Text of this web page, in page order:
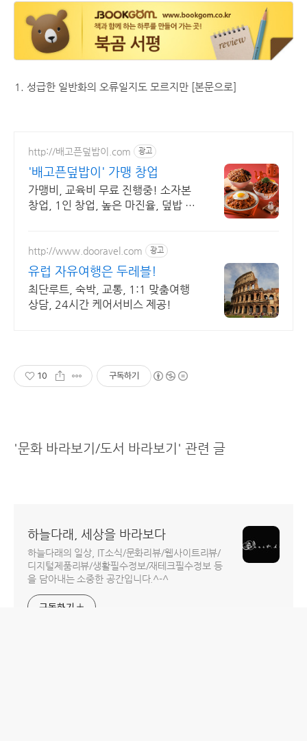
성급한 일반화의 오류일지도 모르지만 [본문으로]
http://배고픈덮밥이.com 광고
'배고픈덮밥이' 가맹 창업
가맹비, 교육비 무료 진행중! 소자본
창업, 1인 창업, 높은 마진율, 덮밥 전
http://www.dooravel.com 광고
유럽 자유여행은 두레블!
최단루트, 숙박, 교통, 1:1 맞춤여행
상담, 24시간 케어서비스 제공!
10 구독하기
'문화 바라보기/도서 바라보기' 관련 글
하늘다래, 세상을 바라보다
하늘다래의 일상, IT소식/문화리뷰/웹사이트리뷰/
디지털제품리뷰/생활필수정보/재테크필수정보 등
을 담아내는 소중한 공간입니다.^-^
구독하기